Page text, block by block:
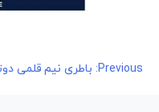
راهبری
Previous: باطری نیم قلمی